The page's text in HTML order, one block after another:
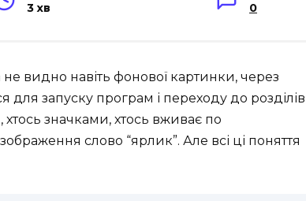
3 хв 0
видно навіть фонової картинки, через
для запуску програм і переходу до розділів
хтось значками, хтось вживає по
слово “ярлик”. Але всі ці поняття